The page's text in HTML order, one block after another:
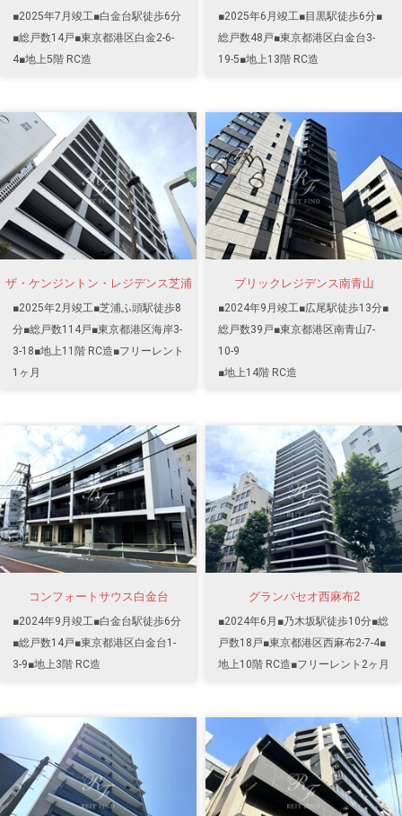
■2025年7月竣工■白金台駅徒歩6分
■総戸数14戸■東京都港区白金2-6-
4■地上5階 RC造
■2025年6月竣工■目黒駅徒歩6分■
総戸数48戸■東京都港区白金台3-
19-5■地上13階 RC造
ザ・ケンジントン・レジデンス芝浦
■2025年2月竣工■芝浦ふ頭駅徒歩8
分■総戸数114戸■東京都港区海岸3-
3-18■地上11階 RC造■フリーレント
1ヶ月
ブリックレジデンス南青山
■2024年9月竣工■広尾駅徒歩13分■
総戸数39戸■東京都港区南青山7-
10-9
■地上14階 RC造
コンフォートサウス白金台
■2024年9月竣工■白金台駅徒歩6分
■総戸数14戸■東京都港区白金台1-
3-9■地上3階 RC造
グランパセオ西麻布2
■2024年6月■乃木坂駅徒歩10分■総
戸数18戸■東京都港区西麻布2-7-4■
地上10階 RC造■フリーレント2ヶ月